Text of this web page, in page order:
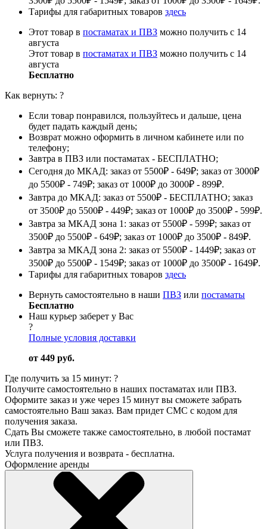
Тарифы для габаритных товаров здесь
Этот товар в постаматах и ПВЗ можно получить с 14
августа
Этот товар в постаматах и ПВЗ можно получить с 14
августа
Бесплатно
Как вернуть: ?
Если товар понравился, пользуйтесь и дальше, цена
будет падать каждый день;
Возврат можно оформить в личном кабинете или по
телефону;
Завтра в ПВЗ или постаматах - БЕСПЛАТНО;
Сегодня до МКАД: заказ от 5500₽ - 649₽; заказ от 3000₽
до 5500₽ - 749₽; заказ от 1000₽ до 3000₽ - 899₽.
Завтра до МКАД: заказ от 5500₽ - БЕСПЛАТНО; заказ
от 3500₽ до 5500₽ - 449₽; заказ от 1000₽ до 3500₽ - 599₽.
Завтра за МКАД зона 1: заказ от 5500₽ - 599₽; заказ от
3500₽ до 5500₽ - 649₽; заказ от 1000₽ до 3500₽ - 849₽.
Завтра за МКАД зона 2: заказ от 5500₽ - 1449₽; заказ от
3500₽ до 5500₽ - 1549₽; заказ от 1000₽ до 3500₽ - 1649₽.
Тарифы для габаритных товаров здесь
Вернуть самостоятельно в наши ПВЗ или постаматы
Бесплатно
Наш курьер заберет у Вас
?
Полные условия доставки
от 449 руб.
Где получить за 15 минут: ?
Получите самостоятельно в наших постаматах или ПВЗ.
Оформите заказ и уже через 15 минут вы сможете забрать
самостоятельно Ваш заказ. Вам придет СМС с кодом для
получения заказа.
Сдать Вы сможете также самостоятельно, в любой постамат
или ПВЗ.
Услуга получения и возврата - бесплатна.
Оформление аренды